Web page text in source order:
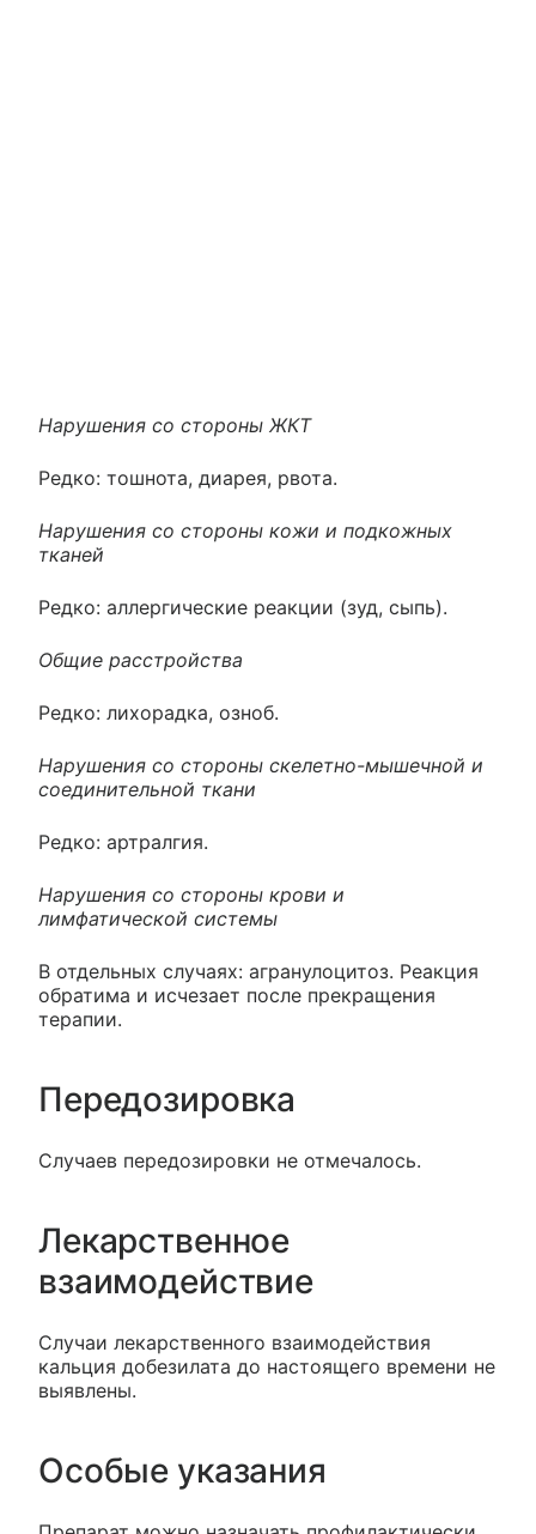
Нарушения со стороны ЖКТ
Редко: тошнота, диарея, рвота.
Нарушения со стороны кожи и подкожных
тканей
Редко: аллергические реакции (зуд, сыпь).
Общие расстройства
Редко: лихорадка, озноб.
Нарушения со стороны скелетно-мышечной и
соединительной ткани
Редко: артралгия.
Нарушения со стороны крови и
лимфатической системы
В отдельных случаях: агранулоцитоз. Реакция
обратима и исчезает после прекращения
терапии.
Передозировка
Случаев передозировки не отмечалось.
Лекарственное
взаимодействие
Случаи лекарственного взаимодействия
кальция добезилата до настоящего времени не
выявлены.
Особые указания